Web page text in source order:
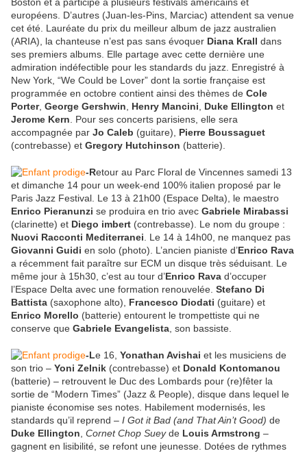
européens. D’autres (Juan-les-Pins, Marciac) attendent sa venue
cet été. Lauréate du prix du meilleur album de jazz australien
(ARIA), la chanteuse n’est pas sans évoquer Diana Krall dans
ses premiers albums. Elle partage avec cette dernière une
admiration indéfectible pour les standards du jazz. Enregistré à
New York, “We Could be Lover” dont la sortie française est
programmée en octobre contient ainsi des thèmes de Cole
Porter, George Gershwin Henry Mancini Duke Ellington et
Jerome Kern . Pour ses concerts parisiens, elle sera
accompagnée par Jo Caleb (guitare), Pierre Boussaguet
(contrebasse) et Gregory Hutchinson (batterie).
-Retour au Parc Floral de Vincennes samedi 13
et dimanche 14 pour un week-end 100% italien proposé par le
Paris Jazz Festival. Le 13 à 21h00 (Espace Delta), le maestro
Enrico Pieranunzi se produira en trio avec Gabriele Mirabassi
(clarinette) et Diego imbert (contrebasse). Le nom du groupe :
Nuovi Racconti Mediterranei . Le 14 à 14h00, ne manquez pas
Giovanni Guidi en solo (photo). L’ancien pianiste d’Enrico Rava
a récemment fait paraître sur ECM un disque très séduisant. Le
même jour à 15h30, c’est au tour d’Enrico Rava d’occuper
l’Espace Delta avec une formation renouvelée. Stefano Di
Battista (saxophone alto), Francesco Diodati (guitare) et
Enrico Morello (batterie) entourent le trompettiste qui ne
conserve que Gabriele Evangelista , son bassiste.
-Le 16, Yonathan Avishai et les musiciens de
son trio – Yoni Zelnik (contrebasse) et Donald Kontomanou
(batterie) – retrouvent le Duc des Lombards pour (re)fêter la
sortie de “Modern Times” (Jazz & People), disque dans lequel le
pianiste économise ses notes. Habilement modernisés, les
standards qu’il reprend – I Got it Bad (and That Ain’t Good) de
Duke Ellington Cornet Chop Sueyde Louis Armstrong –
gagnent en lisibilité, se refont une jeunesse. Dotées de rythmes